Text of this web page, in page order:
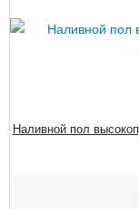
Наливной пол